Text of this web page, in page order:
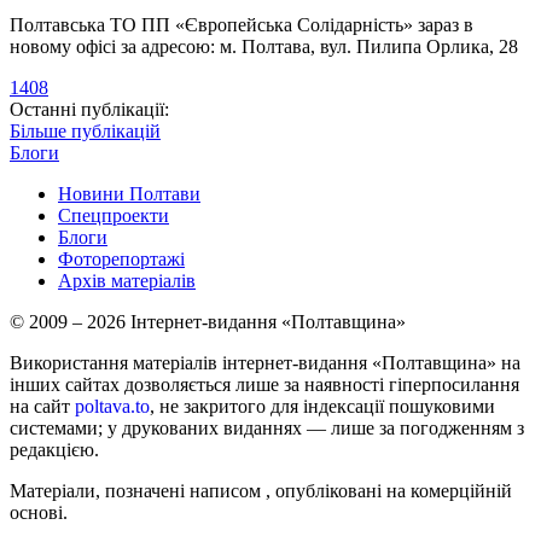
Полтавська ТО ПП «Європейська Солідарність» зараз в
новому офісі за адресою: м. Полтава, вул. Пилипа Орлика, 28
1408
Останні публікації:
Більше публікацій
Блоги
Новини Полтави
Спецпроекти
Блоги
Фоторепортажі
Архів матеріалів
© 2009 – 2026 Інтернет-видання «Полтавщина»
Використання матеріалів інтернет-видання «Полтавщина» на
інших сайтах дозволяється лише за наявності гіперпосилання
на сайт poltava.to, не закритого для індексації пошуковими
системами; у друкованих виданнях — лише за погодженням з
редакцією.
Матеріали, позначені написом , опубліковані на комерційній
основі.